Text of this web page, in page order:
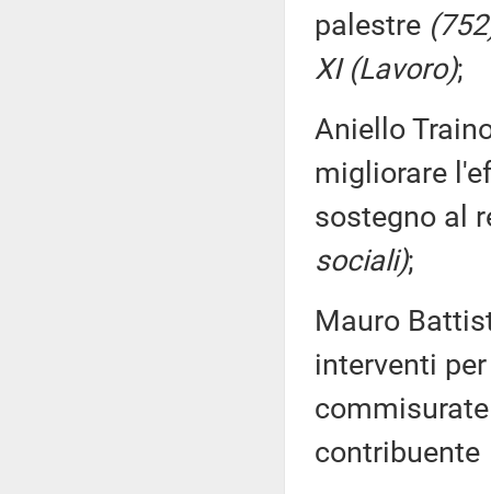
palestre
XI (Lavoro);
Aniello
migliorare
sostegno al
sociali);
Mauro
interventi
contribuente